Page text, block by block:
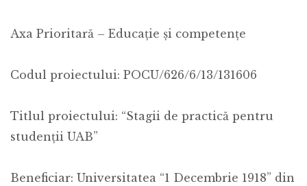
Axa Prioritară – Educație și competențe
Codul proiectului: POCU/626/6/13/131606
Titlul proiectului: “Stagii de practică pentru
studenții UAB”
Beneficiar: Universitatea “1 Decembrie 1918” din